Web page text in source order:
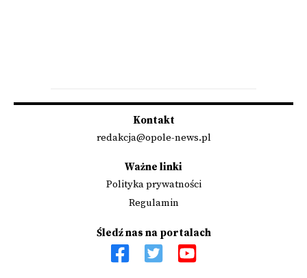
Kontakt
redakcja@opole-news.pl
Ważne linki
Polityka prywatności
Regulamin
Śledź nas na portalach